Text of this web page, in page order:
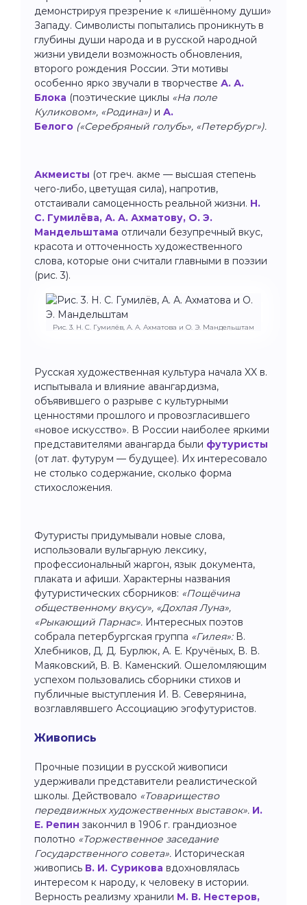
демонстрируя презрение к «лишённому души»
Западу. Символисты попытались проникнуть в
глубины души народа и в русской народной
жизни увидели возможность обновления,
второго рождения России. Эти мотивы
особенно ярко звучали в творчестве А. А.
Блока (поэтические циклы «На поле
Куликовом», «Родина») и А.
Белого («Серебряный голубь», «Петербург»).
Акмеисты (от греч. акме — высшая степень
чего-либо, цветущая сила), напротив,
отстаивали самоценность реальной жизни. Н.
С. Гумилёва, А. А. Ахматову, О. Э.
Мандельштама отличали безупречный вкус,
красота и отточенность художественного
слова, которые они считали главными в поэзии
(рис. 3).
Рис. 3. Н. С. Гумилёв, А. А. Ахматова и О. Э. Мандельштам
Русская художественная культура начала XX в.
испытывала и влияние авангардизма,
объявившего о разрыве с культурными
ценностями прошлого и провозгласившего
«новое искусство». В России наиболее яркими
представителями авангарда были футуристы
(от лат. футурум — будущее). Их интересовало
не столько содержание, сколько форма
стихосложения.
Футуристы придумывали новые слова,
использовали вульгарную лексику,
профессиональный жаргон, язык документа,
плаката и афиши. Характерны названия
футуристических сборников: «Пощёчина
общественному вкусу», «Дохлая Луна»,
«Рыкающий Парнас». Интересных поэтов
собрала петербургская группа «Гилея»:В.
Хлебников, Д. Д. Бурлюк, А. Е. Кручёных, В. В.
Маяковский, В. В. Каменский. Ошеломляющим
успехом пользовались сборники стихов и
публичные выступления И. В. Северянина,
возглавлявшего Ассоциацию эгофутуристов.
Живопись
Прочные позиции в русской живописи
удерживали представители реалистической
школы. Действовало «Товарищество
передвижных художественных выставок». И.
Е. Репин закончил в 1906 г. грандиозное
полотно «Торжественное заседание
Государственного совета». Историческая
живопись В. И. Сурикова вдохновлялась
интересом к народу, к человеку в истории.
Верность реализму хранили М. В. Нестеров,